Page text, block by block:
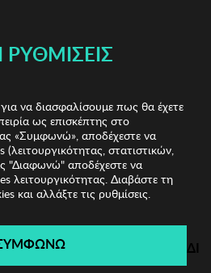
Γυναικεία Σκουλαρίκια
Γυναικεία
ώρες 28λεπτά 53δευτ.
ΡΥΘΜΊΣΕΙΣ
να διασφαλίσουμε πως θα έχετε
ως επισκέπτης στο
«Συμφωνώ», αποδέχεστε να
στατιστικών,
"Διαφωνώ" αποδέχεστε να
λειτουργικότητας. Διαβάστε τη
και αλλάξτε τις ρυθμίσεις.